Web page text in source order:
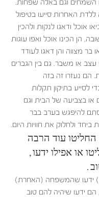
השמחים וגם באלה שפחות.
האחרות סייעו בטיפול
אוכל ודאגו לנקות ולהכין
הן הכינו אוכל ואפו עוגות
מצווה והן דאגו לעודד
עצב או משבר. גם בין הגברים
הם נעזרו זה בזה
לסייע בתיקון תקלות
או בצביעה של הבית וגם
סתם להיפגש בערב בבר
ביחד ולחלוק את חוויות היום.
עוד הרבה
או אפילו ידעו,
ידעו שהמשפחה (האחרת)
ידעו שיהיה להם טוב